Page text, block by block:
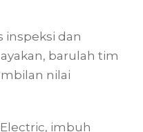
inspeksi dan
barulah tim
nilai
imbuh